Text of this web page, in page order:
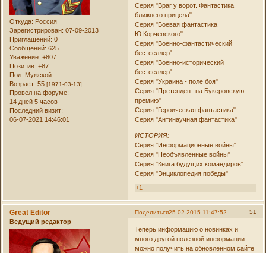
Откуда: Россия
Зарегистрирован: 07-09-2013
Приглашений: 0
Сообщений: 625
Уважение: +807
Позитив: +87
Пол: Мужской
Возраст: 55[1971-03-13]
Провел на форуме:
14 дней 5 часов
Последний визит:
06-07-2021 14:46:01
Серия "Враг у ворот. Фантастика
ближнего прицела"
Серия "Боевая фантастика
Ю.Корчевского"
Серия "Военно-фантастический
бестселлер"
Серия "Военно-исторический
бестселлер"
Серия "Украина - поле боя"
Серия "Претендент на Букеровскую
премию"
Серия "Героическая фантастика"
Серия "Антинаучная фантастика"
ИСТОРИЯ:
Серия "Информационные войны"
Серия "Необъявленные войны"
Серия "Книга будущих командиров"
Серия "Энциклопедия победы"
+1
Поделиться 51
25-02-2015 11:47:52
Great Editor
Ведущий редактор
Теперь информацию о новинках и
много другой полезной информации
можно получить на обновленном сайте